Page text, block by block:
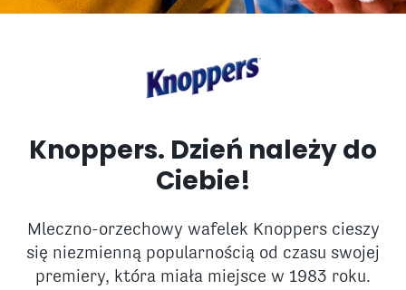
Knoppers. Dzień należy do
Ciebie!
Mleczno-orzechowy wafelek Knoppers cieszy
się niezmienną popularnością od czasu swojej
premiery, która miała miejsce w 1983 roku.